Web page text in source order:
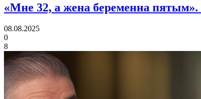
«Мне 32, а жена беременна пятым».
08.08.2025
0
8